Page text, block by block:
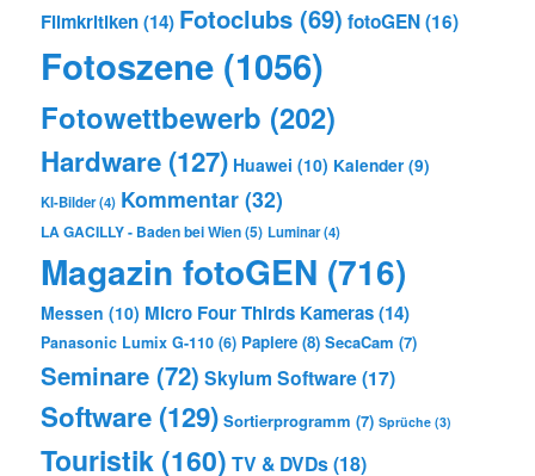
Filmkritiken(14) Fotoclubs (69) fotoGEN(16)
Fotoszene (1056)
Fotowettbewerb (202)
Hardware (127) Huawei (10) Kalender (9)
KI-Bilder(4) Kommentar (32)
LA GACILLY - Baden bei Wien(5) Luminar(4)
Magazin fotoGEN (716)
Messen (10) Micro Four Thirds Kameras(14)
Panasonic Lumix G-110 (6) Papiere (8) SecaCam (7)
Seminare (72) Skylum Software(17)
Software (129) Sortierprogramm (7) Sprüche (3)
Touristik (160) TV & DVDs(18)